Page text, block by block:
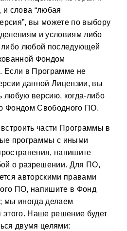
слова “любая
вы можете по выбору
и условиям либо
либо любой последующей
Фондом
Если в Программе не
данной Лицензии, вы
любую версию, когда-либо
Фондом Свободного ПО.
части Программы в
программы с иными
напишите
о разрешении. Для ПО,
авторскими правами
ПО, напишите в Фонд
мы иногда делаем
этого. Наше решение будет
двумя целями: